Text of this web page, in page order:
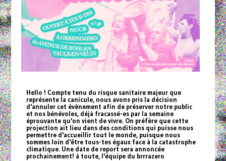
Hello ! Compte tenu du risque sanitaire majeur que
représente la canicule, nous avons pris la décision
d'annuler cet évènement afin de préserver notre public
et nos bénévoles, déjà fracassé-es par la semaine
éprouvante qu'on vient de vivre. On préfère que cette
projection ait lieu dans des conditions qui puisse nous
permettre d'accueillir tout le monde, puisque nous
sommes loin d'être tous-tes égaux face à la catastrophe
climatique. Une date de report sera annoncée
prochainement! à toute, l'équipe du brrrazero